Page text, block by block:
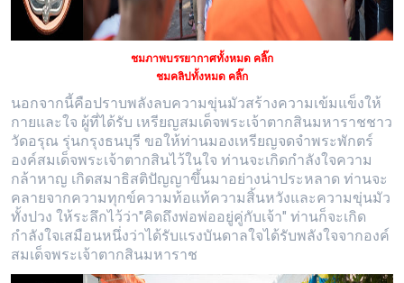
ชมภาพบรรยากาศทั้งหมด คลิ๊ก
ชมคลิปทั้งหมด คลิ๊ก
นอกจากนี้คือปราบพลังลบความขุ่นมัวสร้างความเข้มแข็งให้
กายและใจ ผู้ที่ได้รับ เหรียญสมเด็จพระเจ้าตากสินมหาราชชาว
วัดอรุณ รุ่นกรุงธนบุรี ขอให้ท่านมองเหรียญจดจำพระพักตร์
องค์สมเด็จพระเจ้าตากสินไว้ในใจ ท่านจะเกิดกำลังใจความ
กล้าหาญ เกิดสมาธิสติปัญญาขึ้นมาอย่างน่าประหลาด ท่านจะ
คลายจากความทุกข์ความท้อแท้ความสิ้นหวังและความขุ่นมัว
ทั้งปวง ให้ระลึกไว้ว่า"คิดถึงพ่อพ่ออยู่คู่กับเจ้า" ท่านก็จะเกิด
กำลังใจเสมือนหนึ่งว่าได้รับแรงบันดาลใจได้รับพลังใจจากองค์
สมเด็จพระเจ้าตากสินมหาราช